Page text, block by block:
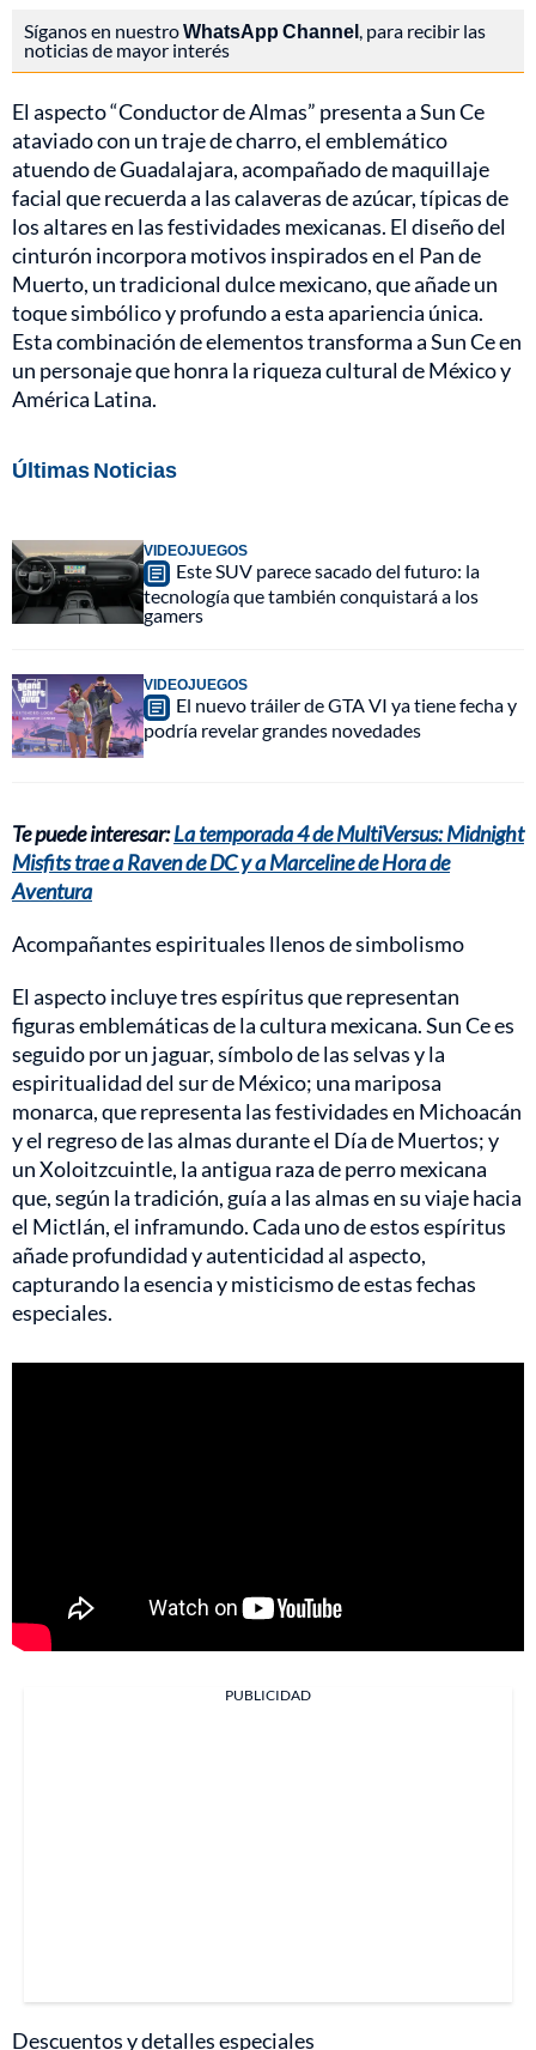
Síganos en nuestroWhatsApp Channel, para recibir las
noticias de mayor interés
El aspecto “Conductor de Almas” presenta a Sun Ce
ataviado con un traje de charro, el emblemático
atuendo de Guadalajara, acompañado de maquillaje
facial que recuerda a las calaveras de azúcar, típicas de
los altares en las festividades mexicanas. El diseño del
cinturón incorpora motivos inspirados en el Pan de
Muerto, un tradicional dulce mexicano, que añade un
toque simbólico y profundo a esta apariencia única.
Esta combinación de elementos transforma a Sun Ce en
un personaje que honra la riqueza cultural de México y
América Latina.
Últimas Noticias
VIDEOJUEGOS
Este SUV parece sacado del futuro: la
tecnología que también conquistará a los
gamers
VIDEOJUEGOS
El nuevo tráiler de GTA VI ya tiene fecha y
podría revelar grandes novedades
Te puede interesar:La temporada 4 de MultiVersus: Midnight
Misfits trae a Raven de DC y a Marceline de Hora de
Aventura
Acompañantes espirituales llenos de simbolismo
El aspecto incluye tres espíritus que representan
figuras emblemáticas de la cultura mexicana. Sun Ce es
seguido por un jaguar, símbolo de las selvas y la
espiritualidad del sur de México; una mariposa
monarca, que representa las festividades en Michoacán
y el regreso de las almas durante el Día de Muertos; y
un Xoloitzcuintle, la antigua raza de perro mexicana
que, según la tradición, guía a las almas en su viaje hacia
el Mictlán, el inframundo. Cada uno de estos espíritus
añade profundidad y autenticidad al aspecto,
capturando la esencia y misticismo de estas fechas
especiales.
PUBLICIDAD
Descuentos y detalles especiales